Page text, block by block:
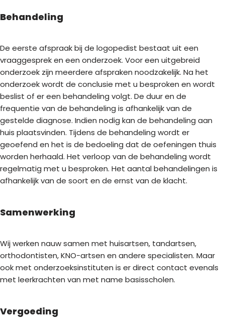
Behandeling
De eerste afspraak bij de logopedist bestaat uit een
vraaggesprek en een onderzoek. Voor een uitgebreid
onderzoek zijn meerdere afspraken noodzakelijk. Na het
onderzoek wordt de conclusie met u besproken en wordt
beslist of er een behandeling volgt. De duur en de
frequentie van de behandeling is afhankelijk van de
gestelde diagnose. Indien nodig kan de behandeling aan
huis plaatsvinden. Tijdens de behandeling wordt er
geoefend en het is de bedoeling dat de oefeningen thuis
worden herhaald. Het verloop van de behandeling wordt
regelmatig met u besproken. Het aantal behandelingen is
afhankelijk van de soort en de ernst van de klacht.
Samenwerking
Wij werken nauw samen met huisartsen, tandartsen,
orthodontisten, KNO-artsen en andere specialisten. Maar
ook met onderzoeksinstituten is er direct contact evenals
met leerkrachten van met name basisscholen.
Vergoeding